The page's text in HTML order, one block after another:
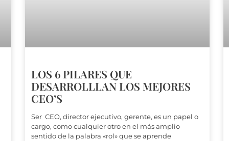
LOS 6 PILARES QUE
DESARROLLLAN LOS MEJORES
CEO’S
Ser CEO, director ejecutivo, gerente, es un papel o
cargo, como cualquier otro en el más amplio
sentido de la palabra «rol» que se aprende